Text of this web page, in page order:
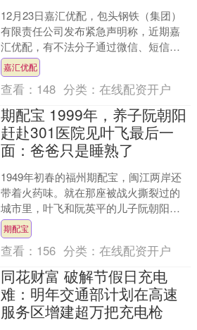
12月23日嘉汇优配，包头钢铁（集团）
有限责任公司发布紧急声明称，近期嘉
汇优配，有不法分子通过微信、短信等
形式冒用包钢(集团)公司领导名义、盗用
公开报道中的领导....
嘉汇优配
查看： 148 分类：在线配资开户
期配宝 1999年，养子阮朝阳
赶赴301医院见叶飞最后一
面：爸爸只是睡熟了
1949年初春的福州期配宝，闽江两岸还
带着火药味。就在那座被战火撕裂过的
城市里，叶飞和阮英平的儿子阮朝阳第
一次见面。那天，14岁的少年站在军区
大院门口，怯生生地....
期配宝
查看： 156 分类：在线配资开户
同花财富 破解节假日充电
难：明年交通部计划在高速
服务区增建超万把充电枪